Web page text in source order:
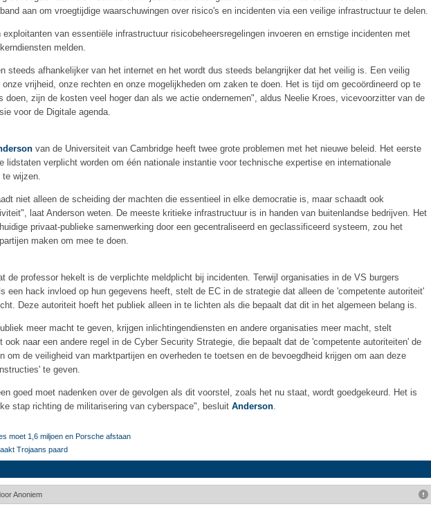
aan om vroegtijdige waarschuwingen over risico's en incidenten via een veilige infrastructuur te delen.
van essentiële infrastructuur risicobeheersregelingen invoeren en ernstige incidenten met
melden.
steeds afhankelijker van het internet en het wordt dus steeds belangrijker dat het veilig is. Een veilig
vrijheid, onze rechten en onze mogelijkheden om zaken te doen. Het is tijd om gecoördineerd op te
doen, zijn de kosten veel hoger dan als we actie ondernemen", aldus Neelie Kroes, vicevoorzitter van de
voor de Digitale agenda.
van de Universiteit van Cambridge heeft twee grote problemen met het nieuwe beleid. Het eerste
lidstaten verplicht worden om één nationale instantie voor technische expertise en internationale
te wijzen.
niet alleen de scheiding der machten die essentieel in elke democratie is, maar schaadt ook
laat Anderson weten. De meeste kritieke infrastructuur is in handen van buitenlandse bedrijven. Het
privaat-publieke samenwerking door een gecentraliseerd en geclassificeerd systeem, zou het
maken om mee te doen.
de professor hekelt is de verplichte meldplicht bij incidenten. Terwijl organisaties in de VS burgers
een hack invloed op hun gegevens heeft, stelt de EC in de strategie dat alleen de 'competente autoriteit'
Deze autoriteit hoeft het publiek alleen in te lichten als die bepaalt dat dit in het algemeen belang is.
meer macht te geven, krijgen inlichtingendiensten en andere organisaties meer macht, stelt
ook naar een andere regel in de Cyber Security Strategie, die bepaalt dat de 'competente autoriteiten' de
om de veiligheid van marktpartijen en overheden te toetsen en de bevoegdheid krijgen om aan deze
te geven.
goed moet nadenken over de gevolgen als dit voorstel, zoals het nu staat, wordt goedgekeurd. Het is
stap richting de militarisering van cyberspace", besluit Anderson.
moet 1,6 miljoen en Porsche afstaan
Trojaans paard
Anoniem